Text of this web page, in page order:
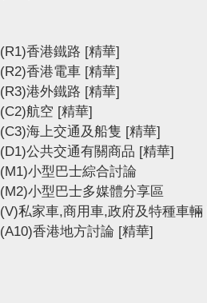
(R1)香港鐵路 [精華]
(R2)香港電車 [精華]
(R3)港外鐵路 [精華]
(C2)航空 [精華]
(C3)海上交通及船隻 [精華]
(D1)公共交通有關商品 [精華]
(M1)小型巴士綜合討論
(M2)小型巴士多媒體分享區
(V)私家車,商用車,政府及特種車輛
(A10)香港地方討論 [精華]